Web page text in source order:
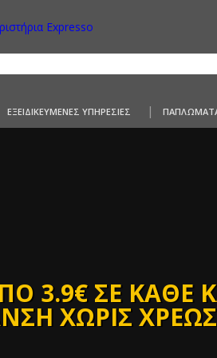
3.9€ ΣΕ ΚΑΘΕ
ΧΩΡΙΣ
ΕΞΕΙΔΙΚΕΥΜΕΝΕΣ ΥΠΗΡΕΣΙΕΣ